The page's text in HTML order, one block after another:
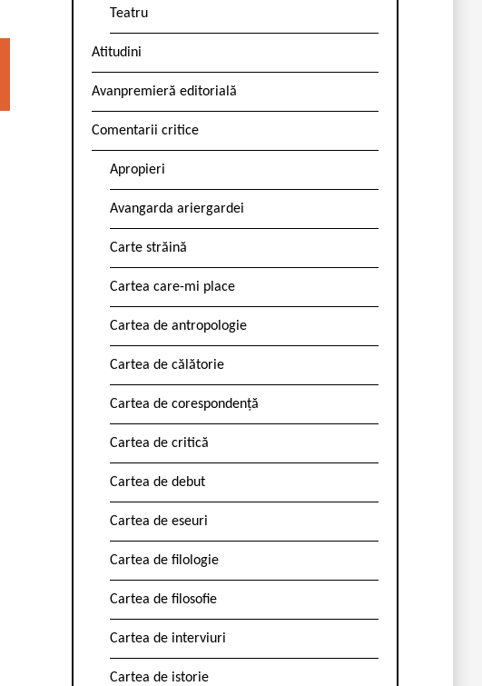
Teatru
Atitudini
Avanpremieră editorială
Comentarii critice
Apropieri
Avangarda ariergardei
Carte străină
Cartea care-mi place
Cartea de antropologie
Cartea de călătorie
Cartea de corespondență
Cartea de critică
Cartea de debut
Cartea de eseuri
Cartea de filologie
Cartea de filosofie
Cartea de interviuri
Cartea de istorie